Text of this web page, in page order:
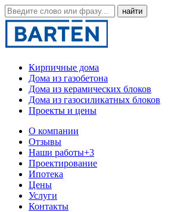
Кирпичные дома
Дома из газобетона
Дома из керамических блоков
Дома из газосиликатных блоков
Проекты и цены
О компании
Отзывы
Наши работы+3
Проектирование
Ипотека
Цены
Услуги
Контакты